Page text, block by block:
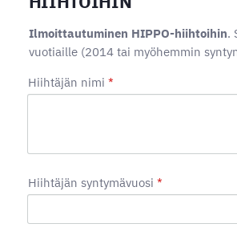
Ilmoittautuminen HIPPO-hiihtoihin.
vuotiaille (2014 tai myöhemmin
Hiihtäjän nimi *
Hiihtäjän syntymävuosi *